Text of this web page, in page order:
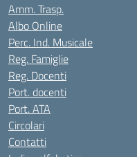
Amm. Trasp.
Albo Online
Perc. Ind. Musicale
Reg. Famiglie
Reg. Docenti
Port. docenti
Port. ATA
Circolari
Contatti